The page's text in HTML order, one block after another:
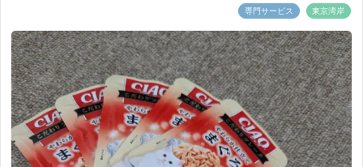
専門サービス 東京湾岸